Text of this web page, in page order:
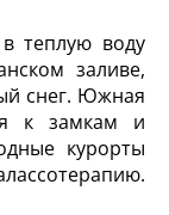
теплую воду
заливе,
снег. Южная
к замкам и
курорты